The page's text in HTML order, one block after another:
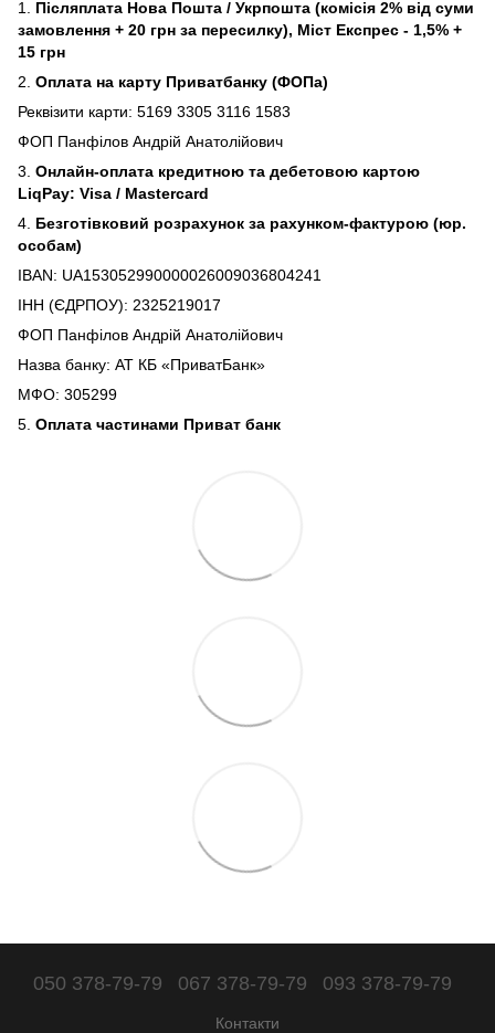
1. Післяплата Нова Пошта / Укрпошта (комісія 2% від суми
замовлення + 20 грн за пересилку), Міст Експрес - 1,5% +
15 грн
2. Оплата на карту Приватбанку (ФОПа)
Реквізити карти: 5169 3305 3116 1583
ФОП Панфілов Андрій Анатолійович
3. Онлайн-оплата кредитною та дебетовою картою
LiqPay: Visa / Mastercard
4. Безготівковий розрахунок за рахунком-фактурою (юр.
особам)
IBAN: UA153052990000026009036804241
ІНН (ЄДРПОУ): 2325219017
ФОП Панфілов Андрій Анатолійович
Назва банку: АТ КБ «ПриватБанк»
МФО: 305299
5. Оплата частинами Приват банк
050 378-79-79 067 378-79-79 093 378-79-79
Контакти